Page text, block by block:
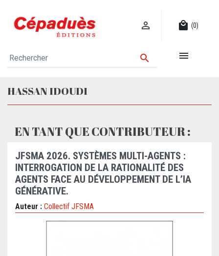
 local_mall (0)
 
HASSAN IDOUDI
EN TANT QUE CONTRIBUTEUR :
JFSMA 2026. SYSTÈMES MULTI-AGENTS :
INTERROGATION DE LA RATIONALITÉ DES
AGENTS FACE AU DÉVELOPPEMENT DE L’IA
GÉNÉRATIVE.
Auteur : Collectif JFSMA